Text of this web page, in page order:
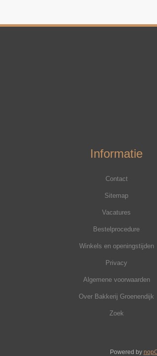
Informatie
Contact
Sitemap
Vacatures
Bestelprocedure
Winkels en openingstijden
Privacy
Algemene voorwaarden
Over Bakkerij Groenendijk
Zoek
Powered by